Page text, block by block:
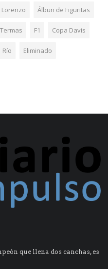
Lorenzo Álbun de Figuritas
F1 Copa Davis
Río Eliminado
que llena dos canchas, es